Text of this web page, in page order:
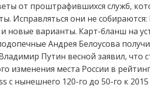
от проштрафившихся служб,
Исправляться они не
новые варианты. Карт-бланш на
Андрея Белоусова
Путин весной заявил, что
изменения места России в
с нынешнего 120-го до 50-го к